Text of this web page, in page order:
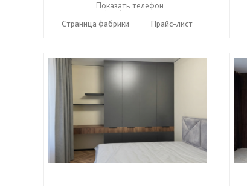
+7 (902) 349-19-19
Показать телефон
Страница фабрики
Прайс-лист